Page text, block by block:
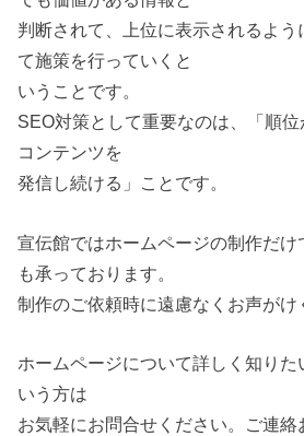
判断されて、上位に表示されるよう
て施策を行っていくと
いうことです。
SEO対策として重要なのは、「順
コンテンツを
発信し続ける」ことです。
宣伝館ではホームページの制作だ
も承っております。
制作のご依頼時に遠慮なくお声がけ
ホームページについて詳しく知りた
いう方は
お気軽にお問合せください。ご連絡